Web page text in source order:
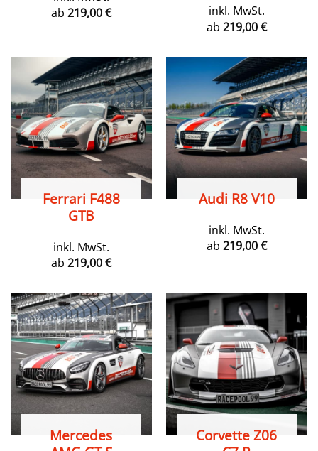
ab 219,00€
inkl. MwSt.
ab 219,00€
Ferrari F488
GTB
inkl. MwSt.
ab 219,00€
Audi R8 V10
inkl. MwSt.
ab 219,00€
Mercedes
Corvette Z06